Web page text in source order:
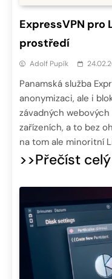
ExpressVPN pro
prostředí
Adolf Pupík
Panamská služba
anonymizaci, ale i
závadných
zařízeních, a to bez
na tom ale minoritní
>>Přečíst